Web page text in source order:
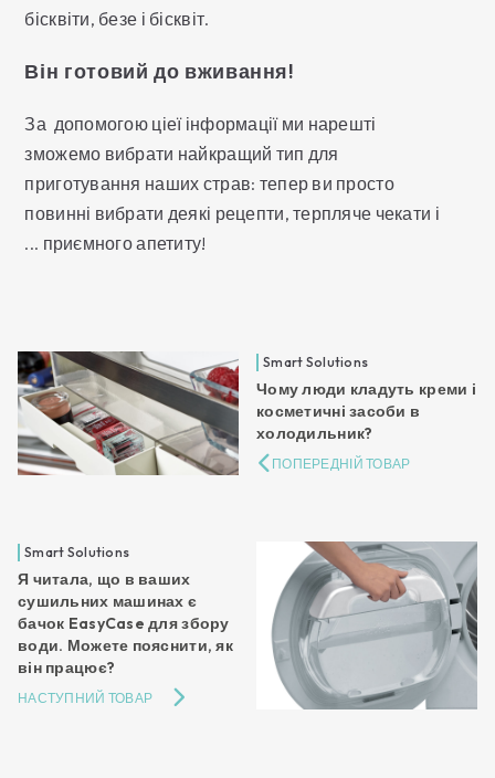
бісквіти, безе і бісквіт.
Він готовий до вживання!
За допомогою ціеї інформації ми нарешті
зможемо вибрати найкращий тип для
приготування наших страв: тепер ви просто
повинні вибрати деякі рецепти, терпляче чекати і
... приємного апетиту!
Smart Solutions
Чому люди кладуть креми і
косметичні засоби в
холодильник?
ПОПЕРЕДНІЙ ТОВАР
Smart Solutions
Я читала, що в ваших
сушильних машинах є
бачок EasyCase для збору
води. Можете пояснити, як
він працює?
НАСТУПНИЙ ТОВАР